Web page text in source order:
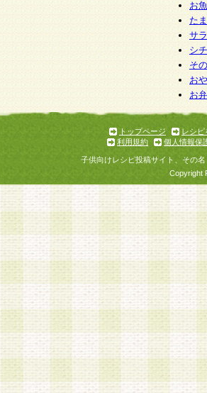
お
た
サ
シ
そ
お
お
トップページ
レシピ
利用規約
個人情報保
子供向けレシピ投稿サイト、その
Copyright